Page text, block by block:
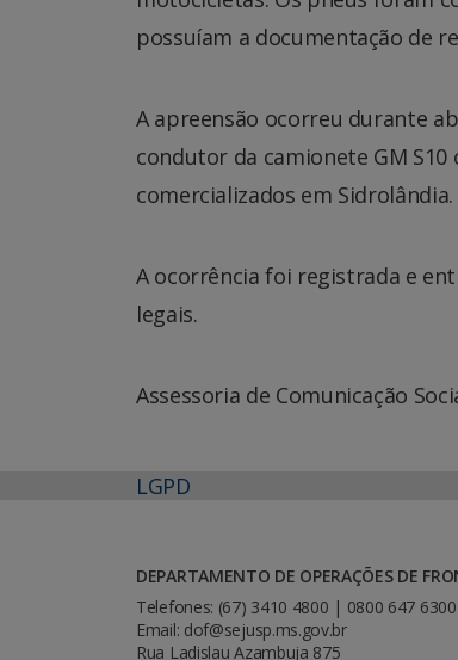
possuíam a documentação de
A apreensão ocorreu durante
condutor da camionete GM S10
comercializados em Sidrolândia.
A ocorrência foi registrada e
legais.
Assessoria de Comunicação
LGPD
DEPARTAMENTO DE OPERAÇÕES DE
Telefones: (67) 3410 4800 | 0800 647 6300
Email: dof@sejusp.ms.gov.br
Rua Ladislau Azambuja 875